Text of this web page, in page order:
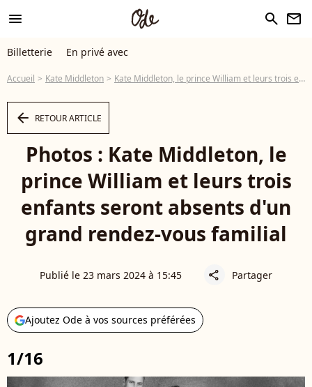
menu search newsletter
Billetterie En privé avec
Accueil Kate Middleton Kate Middleton, le prince William et leurs trois enfants seront absents d'un grand rendez-vous familial
arrow_left RETOUR ARTICLE
Photos : Kate Middleton, le
prince William et leurs trois
enfants seront absents d'un
grand rendez-vous familial
Publié le 23 mars 2024 à 15:45 share Partager
Ajoutez Ode à vos sources préférées
1/16